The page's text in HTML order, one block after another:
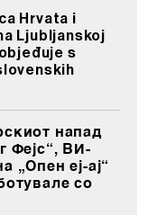
Hrvata i
Ljubljanskoj
s
напад
Фејс“, ВИ-
„Опен еј-ај“
со